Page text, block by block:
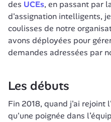
des UCEs, en passant par
d'assignation intelligents,
coulisses de notre
avons déployées pour
demandes adressées par
Les débuts
Fin 2018, quand j'ai rejoint
qu'une poignée dans